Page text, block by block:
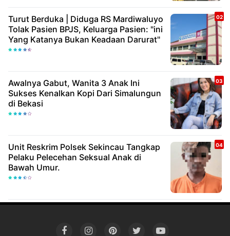
Turut Berduka | Diduga RS Mardiwaluyo
Tolak Pasien BPJS, Keluarga Pasien: "ini
Yang Katanya Bukan Keadaan Darurat"
Awalnya Gabut, Wanita 3 Anak Ini
Sukses Kenalkan Kopi Dari Simalungun
di Bekasi
Unit Reskrim Polsek Sekincau Tangkap
Pelaku Pelecehan Seksual Anak di
Bawah Umur.